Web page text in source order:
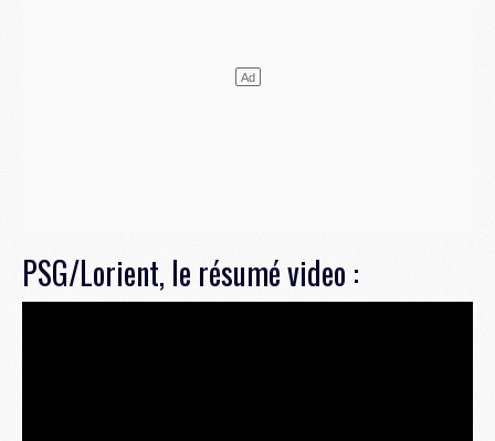
PSG/Lorient, le résumé video :